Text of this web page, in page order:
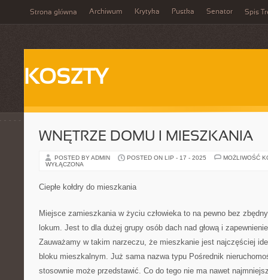
Strona główna Archiwum Krytyka Pustka Senator Spis
KOSZTY
WNĘTRZE DOMU I MIESZKANIA
POSTED BY ADMIN POSTED ON LIP - 17 - 2025
MOŻLIWOŚĆ
WYŁĄCZONA
Ciepłe kołdry do mieszkania
Miejsce zamieszkania w życiu człowieka to na pewno bez
lokum. Jest to dla dużej grupy osób dach nad głową i
Zauważamy w takim narzeczu, że mieszkanie jest najczęściej
bloku mieszkalnym. Już sama nazwa typu Pośrednik
stosownie może przedstawić. Co do tego nie ma nawet